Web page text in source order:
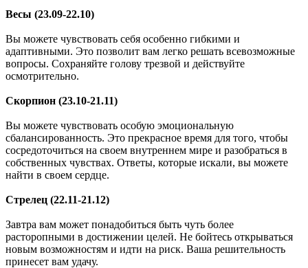
Весы (23.09-22.10)
Вы можете чувствовать себя особенно гибкими и
адаптивными. Это позволит вам легко решать всевозможные
вопросы. Сохраняйте голову трезвой и действуйте
осмотрительно.
Скорпион (23.10-21.11)
Вы можете чувствовать особую эмоциональную
сбалансированность. Это прекрасное время для того, чтобы
сосредоточиться на своем внутреннем мире и разобраться в
собственных чувствах. Ответы, которые искали, вы можете
найти в своем сердце.
Стрелец (22.11-21.12)
Завтра вам может понадобиться быть чуть более
расторопными в достижении целей. Не бойтесь открываться
новым возможностям и идти на риск. Ваша решительность
принесет вам удачу.